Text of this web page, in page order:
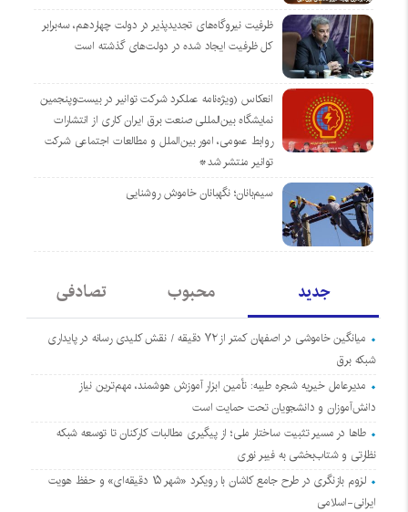
ظرفیت نیروگاه‌های تجدیدپذیر در دولت چهاردهم، سه‌برابر
کل ظرفیت ایجاد شده در دولت‌های گذشته است
انعکاس (ویژه‌نامه عملکرد شرکت توانیر در بیست‌وپنجمین
نمایشگاه بین‌المللی صنعت برق ایران کاری از انتشارات
روابط عمومی، امور بین‌الملل و مطالعات اجتماعی شرکت
توانیر منتشر شد*
سیم‌بانان؛ نگهبانان خاموش روشنایی
جدید محبوب تصادفی
میانگین خاموشی در اصفهان کمتر از ۷۲ دقیقه / نقش کلیدی رسانه در پایداری
شبکه برق
مدیرعامل خیریه شجره طیبه: تأمین ابزار آموزش هوشمند، مهم‌ترین نیاز
دانش‌آموزان و دانشجویان تحت حمایت است
طاها در مسیر تثبیت ساختار ملی؛ از پیگیری مطالبات کارکنان تا توسعه شبکه
نظارتی و شتاب‌بخشی به فیبر نوری
لزوم بازنگری در طرح جامع کاشان با رویکرد «شهر ۱۵ دقیقه‌ای» و حفظ هویت
ایرانی-اسلامی